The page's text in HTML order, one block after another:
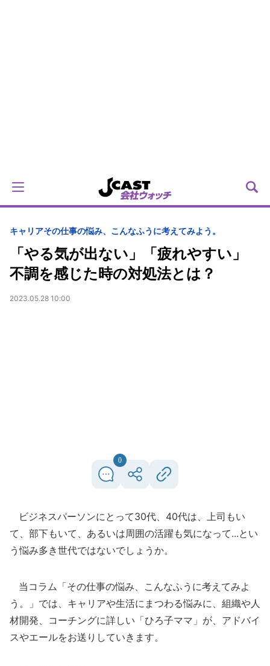
キャリアその仕事の悩み、こんなふうに考えてみよう。
「やる気が出ない」「疲れやすい」
不調を感じた時の対処法とは？
2023.05.28 10:00
0
ビジネスパーソンにとって30代、40代は、上司もい
て、部下もいて、あるいは周囲の活躍も気になって...とい
う悩み多き世代ではないでしょうか。
当コラム「その仕事の悩み、こんなふうに考えてみよ
う。」では、キャリアや生活にまつわる悩みに、組織や人
材開発、コーチングに詳しい「ひろ子ママ」が、アドバイ
スやエールをお送りしていきます。